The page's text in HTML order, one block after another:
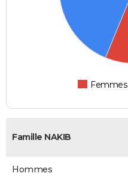
Femmes
Famille NAKIB
Hommes